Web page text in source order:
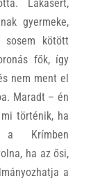
Lakásért,
gyermeke,
sosem kötött
fők, így
nem ment el
Maradt – én
történik, ha
a Krímben
ha az ősi,
a